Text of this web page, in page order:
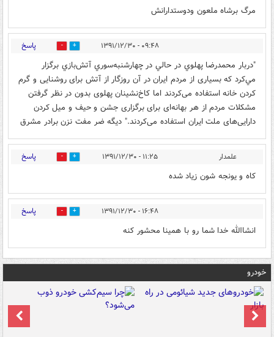
مرگ برشاه ملعون ودوستدارانش
۰۹:۴۸ - ۱۳۹۱/۱۲/۳۰ 2 پاسخ
"دربار محمدرضا پهلوي در حالي در چهارشنبه‌سوري آتش‌بازي برگزار
مي‌كرد كه بسیاری از مردم ایران در آن روزگار از آتش برای روشنایی و گرم
کردن خانه استفاده می‌کردند اما کاخ‌نشینان پهلوی بدون در نظر گرفتن
مشکلات مردم از هر بهانه‌ای برای برگزاری جشن و حیف و میل کردن
دارایی‌های ملت ایران استفاده می‌کردند." دیگه ضر مفت نزن برادر مشرق
علمدار ۱۱:۲۵ - ۱۳۹۱/۱۲/۳۰ 1 پاسخ
کاه و یونجه شون زیاد شده
۱۶:۴۸ - ۱۳۹۱/۱۲/۳۰ 1 پاسخ
انشاالله خدا شما رو با همینا محشور کنه
خودرو